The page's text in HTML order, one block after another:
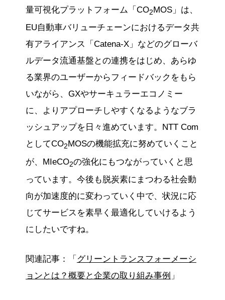
量可視化プラットフォーム「CO2MOS」は、
EU自動車バリューチェーンにおけるデータ共
有アライアンス「Catena-X」などのグローバ
ルデータ流通基盤との連携をはじめ、あらゆ
る業界のユーザーからフィードバックをもら
いながら、GXやサーキュラーエコノミー
に、よりアプローチしやすくなるようなブラ
ッシュアップを日々進めています。NTT Com
としてCO2MOSの機能拡充に努めていくこと
が、MIeCO2の強化にもつながっていくと思
っています。今後も脱炭素にまつわる社会動
向が加速度的に変わっていく中で、状況に応
じてサービスを素早く最適化していけるよう
にしたいですね。
関連記事：「 グリーントランスフォーメーシ
ョンとは？概要と企業の取り組み事例 」